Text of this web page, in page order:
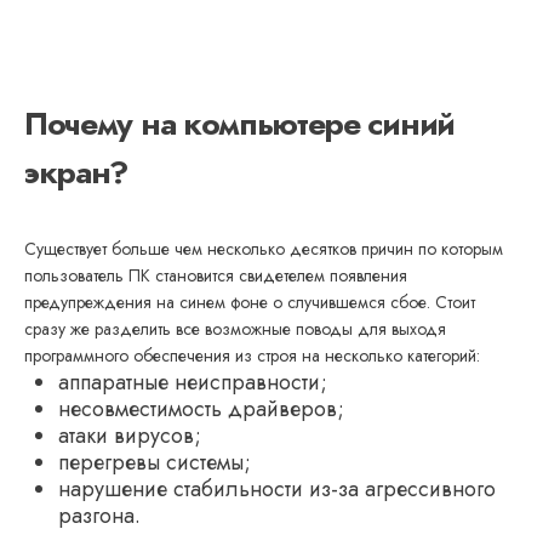
Почему на компьютере синий
экран?
Существует больше чем несколько десятков причин по которым
пользователь ПК становится свидетелем появления
предупреждения на синем фоне о случившемся сбое. Стоит
сразу же разделить все возможные поводы для выходя
программного обеспечения из строя на несколько категорий:
аппаратные неисправности;
несовместимость драйверов;
атаки вирусов;
перегревы системы;
нарушение стабильности из-за агрессивного
разгона.